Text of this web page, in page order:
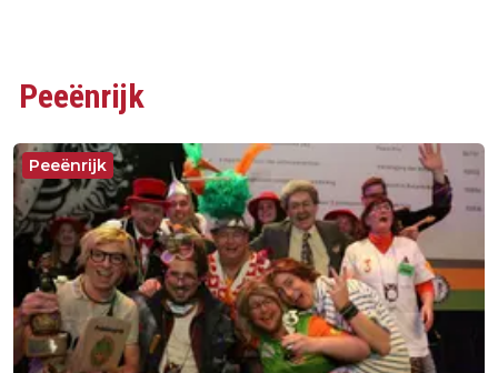
Peeënrijk
Peeënrijk